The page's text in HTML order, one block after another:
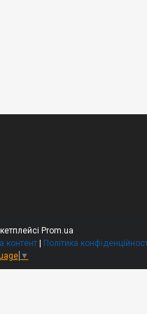
Prom.ua
контент | Політика
▼